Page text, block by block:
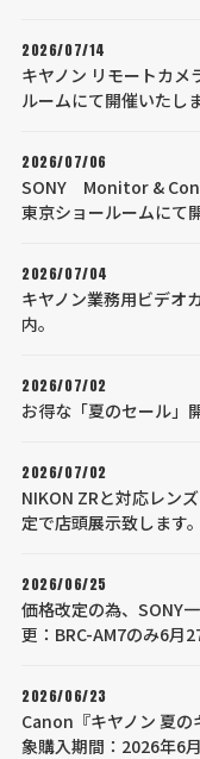
2026/07/14
キヤノン リモートカ
ルームにて開催いたしま
2026/07/06
SONY Monitor &
東京ショールームにて
2026/07/04
キヤノン業務用ビデオ
内。
2026/07/02
お得な「夏のセール」
2026/07/02
NIKON ZRと対応レン
定で店頭展示致します。
2026/06/25
価格改定の為、SONY
更：BRC-AM7のみ6月
2026/06/23
Canon『キヤノン 夏の
象購入期間：2026年6